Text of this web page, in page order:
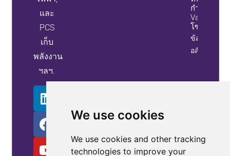
We use cookies
We use cookies and other tracking
technologies to improve your
และ
PCS
เก็บ
พลังงาน
ฯลฯ.
กำเนิด
Var มอบ
โซลูชันที่ดีก
ข้อมูล
อสังหาริมท